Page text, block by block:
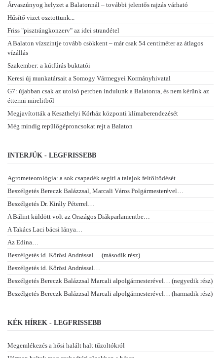
Árvaszúnyog helyzet a Balatonnál – további jelentős rajzás várható
Hűsítő vizet osztottunk...
Friss "pisztrángkonzerv" az idei strandétel
A Balaton vízszintje tovább csökkent – már csak 54 centiméter az átlagos
vízállás
Szakember: a kútfúrás buktatói
Keresi új munkatársait a Somogy Vármegyei Kormányhivatal
G7: újabban csak az utolsó percben indulunk a Balatonra, és nem kérünk az
éttermi mirelitből
Megjavították a Keszthelyi Kórház központi klímaberendezését
Még mindig repülőgéproncsokat rejt a Balaton
INTERJÚK - LEGFRISSEBB
Agrometeorológia: a sok csapadék segíti a talajok feltöltődését
Beszélgetés Bereczk Balázzsal, Marcali Város Polgármesterével…
Beszélgetés Dr. Király Péterrel…
A Bálint küldött volt az Országos Diákparlamentbe…
A Takács Laci bácsi lánya…
Az Edina…
Beszélgetés id. Kőrösi Andrással… (második rész)
Beszélgetés id. Kőrösi Andrással…
Beszélgetés Bereczk Balázzsal Marcali alpolgármesterével… (negyedik rész)
Beszélgetés Bereczk Balázzsal Marcali alpolgármesterével… (harmadik rész)
KÉK HÍREK - LEGFRISSEBB
Megemlékezés a hősi halált halt tűzoltókról